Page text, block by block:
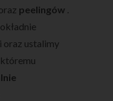
peelingów .
oraz ustalimy